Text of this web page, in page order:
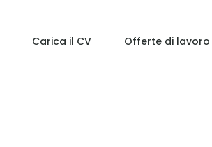
Carica il CV Offerte di lavoro